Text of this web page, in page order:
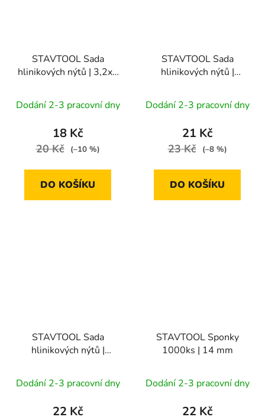
STAVTOOL Sada
hlinikových nýtů | 3,2x8
Dodání 2-3 pracovní dny
18 Kč
20 Kč (–10 %)
DO KOŠÍKU
STAVTOOL Sada
hlinikových nýtů |
Dodání 2-3 pracovní dny
21 Kč
23 Kč (–8 %)
DO KOŠÍKU
STAVTOOL Sada
hlinikových nýtů |
(1bal/50ks)
Dodání 2-3 pracovní dny
22 Kč
STAVTOOL Sponky
1000ks | 14 mm
Dodání 2-3 pracovní dny
22 Kč